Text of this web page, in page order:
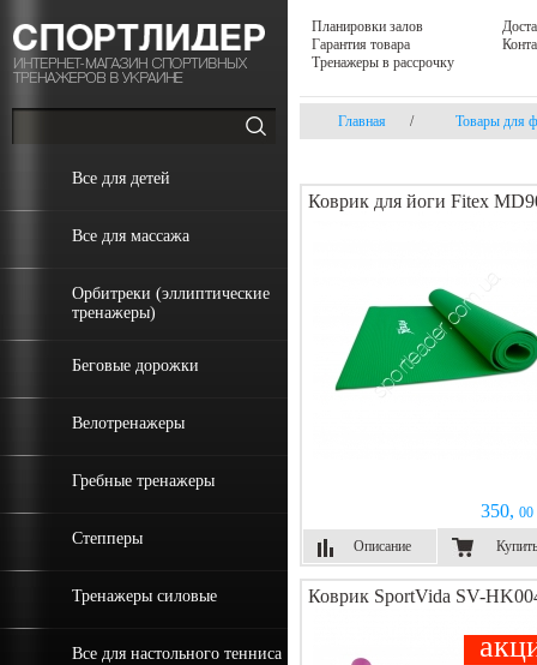
Все для детей
Все для массажа
Орбитреки (эллиптические
тренажеры)
Беговые дорожки
Велотренажеры
Гребные тренажеры
Степперы
Тренажеры силовые
Все для настольного тенниса
Планировки залов
Гарантия товара
Тренажеры в рассрочку
Главная / Товары для
Коврик для йоги Fitex
350, 00
Описание
Купить
Коврик SportVida SV-